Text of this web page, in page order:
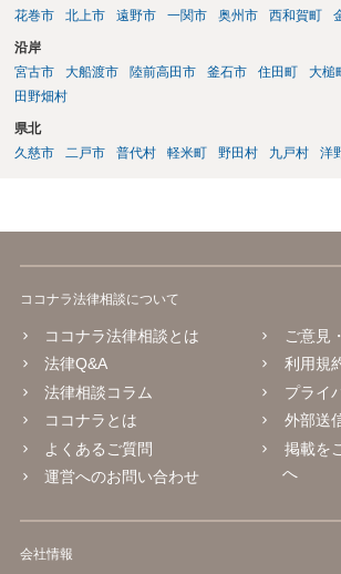
花巻市
北上市 遠野市 一関市 奥州市 西和賀町
沿岸
宮古市
大船渡市 陸前高田市 釜石市 住田町 大槌
田野畑村
県北
久慈市
二戸市 普代村 軽米町 野田村 九戸村 洋
ココナラ法律相談について
ココナラ法律相談とは
法律Q&A
法律相談コラム
ココナラとは
よくあるご質問
運営へのお問い合わせ
ご意見
利用規
プライ
外部送
掲載を
へ
会社情報